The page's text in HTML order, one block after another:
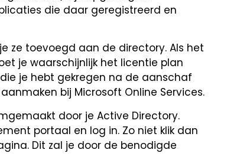
die daar geregistreerd en
ze toevoegd aan de directory. Als het
je waarschijnlijk het licentie plan
je hebt gekregen na de aanschaf
bij Microsoft Online Services.
door je Active Directory.
portaal en log in. Zo niet klik dan
Dit zal je door de benodigde